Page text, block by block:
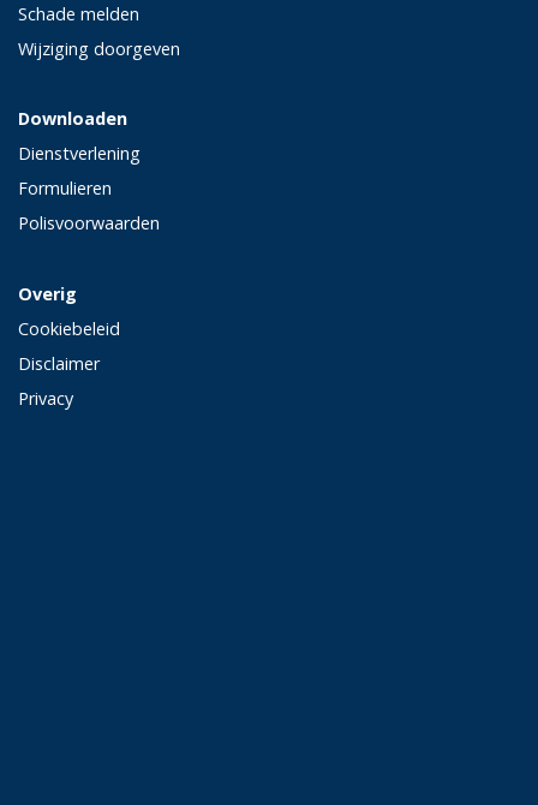
Schade melden
Wijziging doorgeven
Downloaden
Dienstverlening
Formulieren
Polisvoorwaarden
Overig
Cookiebeleid
Disclaimer
Privacy